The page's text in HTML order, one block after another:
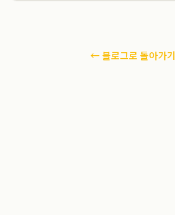
← 블로그로 돌아가기